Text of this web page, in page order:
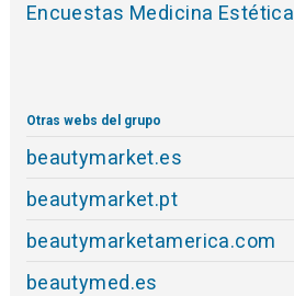
Encuestas Medicina Estética
Otras webs del grupo
beautymarket.es
beautymarket.pt
beautymarketamerica.com
beautymed.es